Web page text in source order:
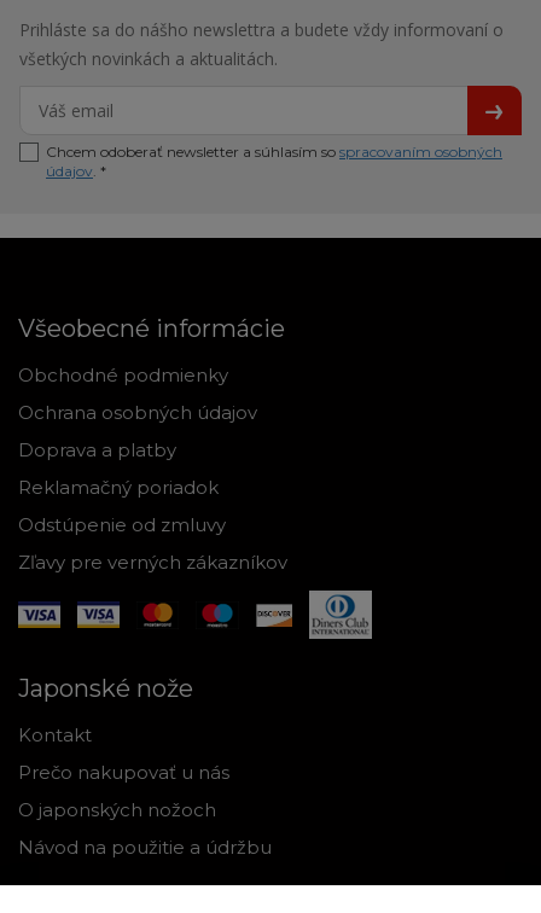
Prihláste sa do nášho newslettra a budete vždy informovaní o
všetkých novinkách a aktualitách.
Chcem odoberať newsletter a súhlasím so spracovaním osobných
údajov. *
Všeobecné informácie
Obchodné podmienky
Ochrana osobných údajov
Doprava a platby
Reklamačný poriadok
Odstúpenie od zmluvy
Zľavy pre verných zákazníkov
Japonské nože
Kontakt
Prečo nakupovať u nás
O japonských nožoch
Návod na použitie a údržbu